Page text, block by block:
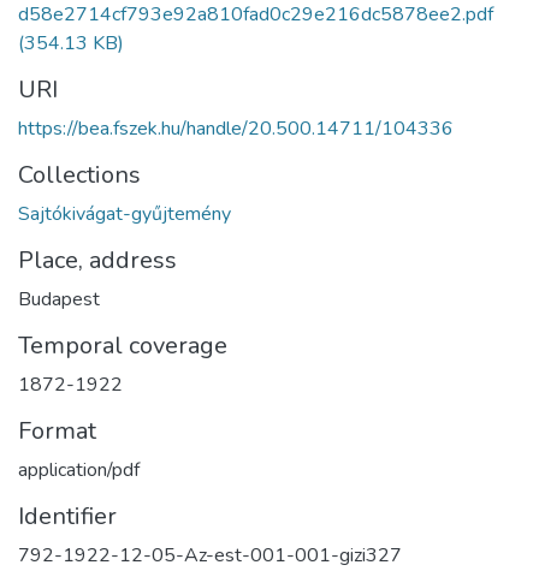
d58e2714cf793e92a810fad0c29e216dc5878ee2.pdf
(354.13 KB)
URI
https://bea.fszek.hu/handle/20.500.14711/104336
Collections
Sajtókivágat-gyűjtemény
Place, address
Budapest
Temporal coverage
1872-1922
Format
application/pdf
Identifier
792-1922-12-05-Az-est-001-001-gizi327